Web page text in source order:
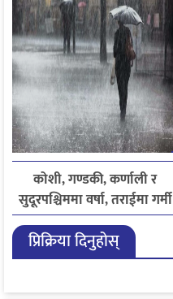
कोशी, गण्डकी, कर्णाली र
सुदूरपश्चिममा वर्षा, तराईमा गर्मी
बढ्ने अनुमान
प्रिक्रिया दिनुहोस्